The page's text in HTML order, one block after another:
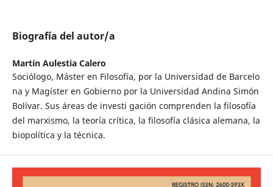
Biografía del autor/a
Martín Aulestia Calero
Sociólogo, Máster en Filosofía, por la Universidad de Barcelo
na y Magíster en Gobierno por la Universidad Andina Simón
Bolívar. Sus áreas de investi gación comprenden la filosofía
del marxismo, la teoría crítica, la filosofía clásica alemana, la
biopolítica y la técnica.